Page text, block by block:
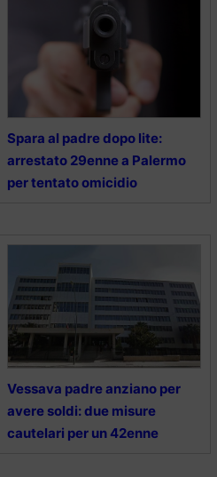
Spara al padre dopo lite:
arrestato 29enne a Palermo
per tentato omicidio
Vessava padre anziano per
avere soldi: due misure
cautelari per un 42enne